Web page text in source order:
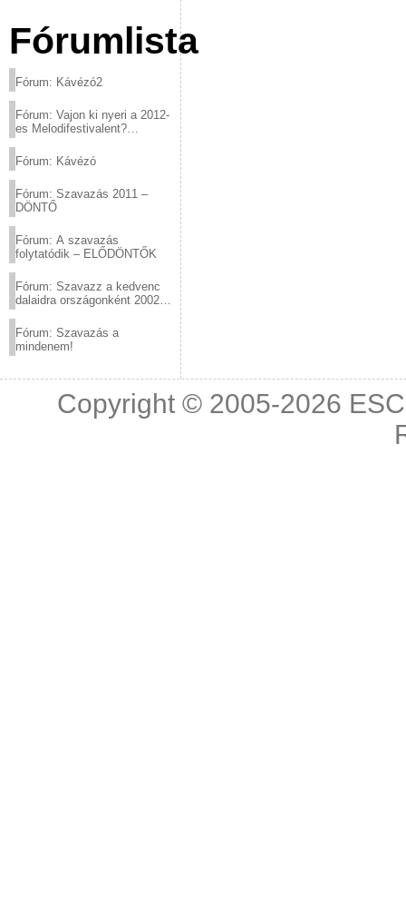
Fórumlista
Fórum: Kávézó2
Fórum: Vajon ki nyeri a 2012-
es Melodifestivalent?
Fórum: Kávézó
Fórum: Szavazás 2011 –
DÖNTŐ
Fórum: A szavazás
folytatódik – ELŐDÖNTŐK
Fórum: Szavazz a kedvenc
dalaidra országonként 2002
Fórum: Szavazás a
mindenem!
Copyright © 2005-2026